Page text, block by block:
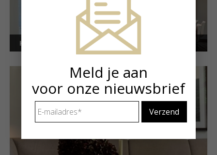
Kunstuitleen voor bedrijven
Meld je aan
voor onze nieuwsbrief
mailadres *